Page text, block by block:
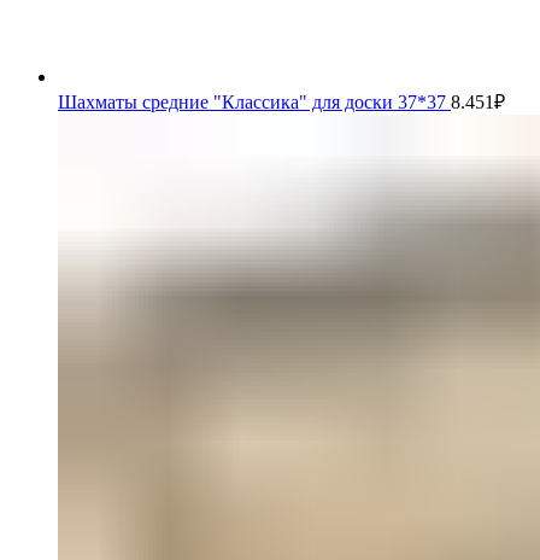
Шахматы средние "Классика" для доски 37*37 8.451₽